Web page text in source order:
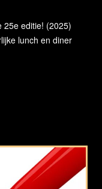
25e editie! (2025)
lunch en diner